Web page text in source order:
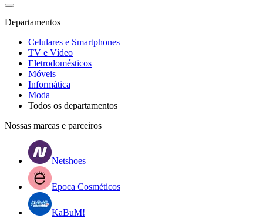
Departamentos
Celulares e Smartphones
TV e Vídeo
Eletrodomésticos
Móveis
Informática
Moda
Todos os departamentos
Nossas marcas e parceiros
Netshoes
Epoca Cosméticos
KaBuM!